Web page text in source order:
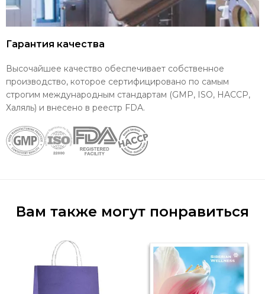
Гарантия качества
Высочайшее качество обеспечивает собственное
производство, которое сертифицировано по самым
строгим международным стандартам (GMP, ISO, HACCP,
Халяль) и внесено в реестр FDA.
Вам также могут понравиться